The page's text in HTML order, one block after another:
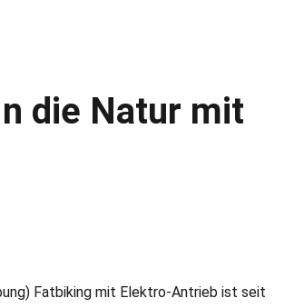
die Natur mit
Fatbiking mit Elektro-Antrieb ist seit